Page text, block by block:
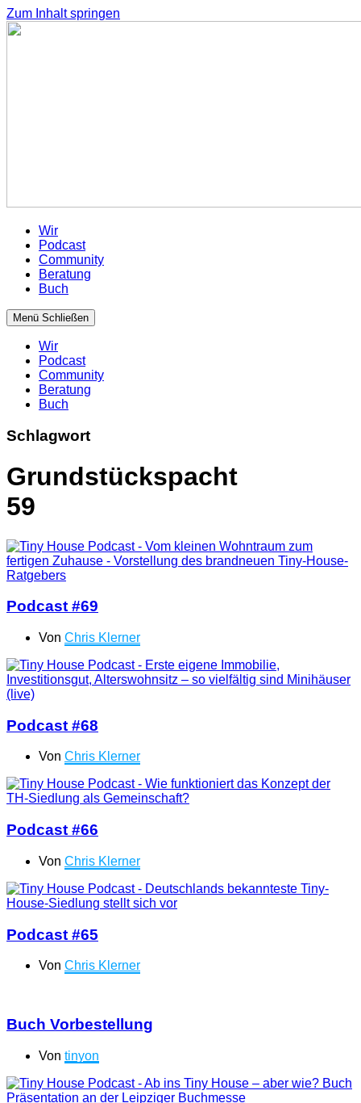
Zum Inhalt springen
Wir
Podcast
Community
Beratung
Buch
Menü Schließen
Wir
Podcast
Community
Beratung
Buch
Schlagwort
Grundstückspacht
59
Podcast #69
Von Chris Klerner
Podcast #68
Von Chris Klerner
Podcast #66
Von Chris Klerner
Podcast #65
Von Chris Klerner
Buch Vorbestellung
Von tinyon